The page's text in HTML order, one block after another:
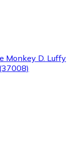
Monkey D. Luffy